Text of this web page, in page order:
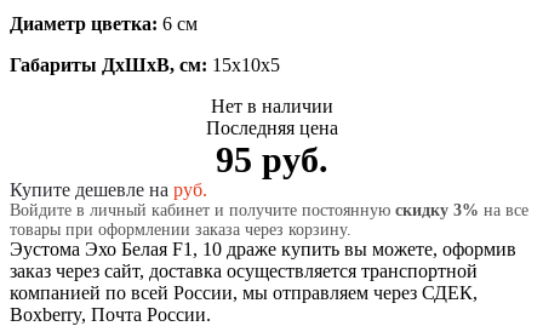
Диаметр цветка: 6 см
Габариты ДхШхВ, см: 15x10x5
Нет в наличии
Последняя цена
95 руб.
Купите дешевле на руб.
Войдите в личный кабинет и получите постоянную скидку 3% на все
товары при оформлении заказа через корзину.
Эустома Эхо Белая F1, 10 драже купить вы можете, оформив
заказ через сайт, доставка осуществляется транспортной
компанией по всей России, мы отправляем через СДЕК,
Boxberry, Почта России.